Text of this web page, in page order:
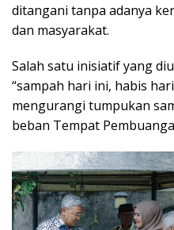
ditangani tanpa adanya
dan masyarakat.
Salah satu inisiatif yang
“sampah hari ini, habis
mengurangi tumpukan
beban Tempat